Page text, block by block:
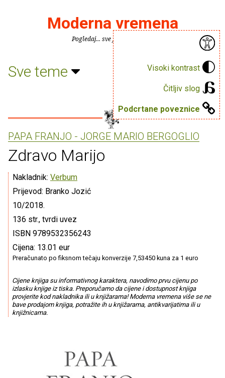
Visoki kontrast
Čitljiv slog
Podcrtane poveznice
Moderna vremena
Pogledaj... sve je puno knjiga.
Sve teme
PAPA FRANJO - JORGE MARIO BERGOGLIO
Zdravo Marijo
Nakladnik: Verbum
Prijevod: Branko Jozić
10/2018.
136 str., tvrdi uvez
ISBN 9789532356243
Cijena: 13.01 eur
Preračunato po fiksnom tečaju konverzije 7,53450 kuna za 1 euro
Cijene knjiga su informativnog karaktera, navodimo prvu cijenu po
izlasku knjige iz tiska. Preporučamo da cijene i dostupnost knjiga
provjerite kod nakladnika ili u knjižarama! Moderna vremena više se ne
bave prodajom knjiga, potražite ih u knjižarama, antikvarijatima ili u
knjižnicama.